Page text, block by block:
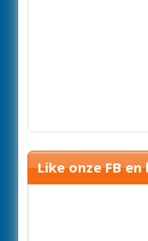
Like onze FB